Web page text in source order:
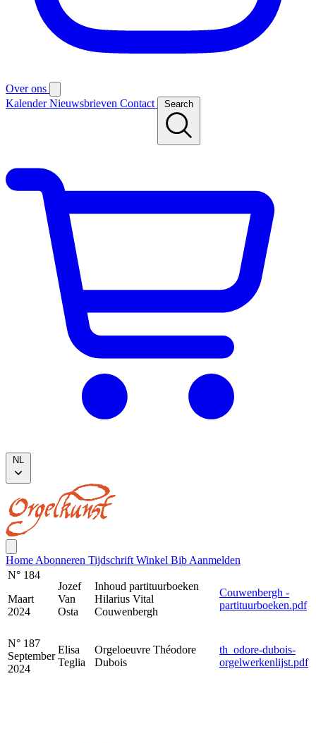
Over ons
KalenderNieuwsbrieven Contact Search
Home Abonneren Tijdschrift Winkel Bib Aanmelden
N° 184
Maart
2024
Jozef
Van
Osta
Inhoud partituurboeken
Hilarius Vital
Couwenbergh
Couwenbergh -
partituurboeken.pdf
N° 187
September
2024
Elisa
Teglia
Orgeloeuvre Théodore
Dubois
th_odore-dubois-
orgelwerkenlijst.pdf